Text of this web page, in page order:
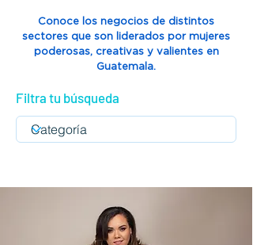
Conoce los negocios de distintos
sectores que son liderados por mujeres
poderosas, creativas y valientes en
Guatemala.
Filtra tu búsqueda